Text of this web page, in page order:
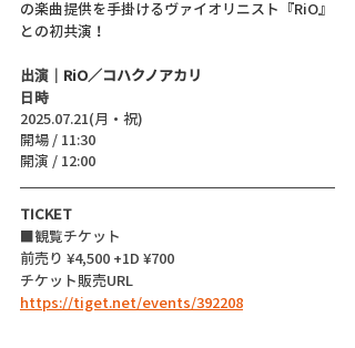
の楽曲提供を手掛けるヴァイオリニスト『RiO』
との初共演！
出演｜ RiO／コハクノアカリ
日時
2025.07.21(月・祝)
開場 / 11:30
開演 / 12:00
TICKET
■観覧チケット
前売り ¥4,500 +1D ¥700
チケット販売URL
https://tiget.net/events/392208